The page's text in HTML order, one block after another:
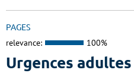
PAGES
relevance: 100%
Urgences adultes